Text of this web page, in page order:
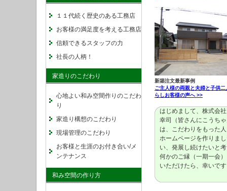
新築注文最新事例
ご主人様の両親と夫婦と子供二
らしお客様の声へ >>
はじめまして、株式
幸司（皆さんにこうち
は、こだわりをもった
ホームページを作りま
い、発展し続けたいと
何かのご縁（一期一会
いただけたら、幸いで
１１代続く歴史のある工務店
お客様の満足度を考える工務店
信頼できるスタッフの力
社長の人柄！
家造りのこだわり
心地よい和み空間作りのこだわ
り
家造り構想のこだわり
現場管理のこだわり
お客様と生涯のお付き合い/メ
ンテナンス
和み空間の作り方